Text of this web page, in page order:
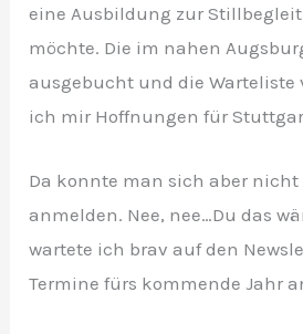
eine Ausbildung zur
möchte. Die im nahen
ausgebucht und die Warteliste
ich mir Hoffnungen für
Da konnte man sich aber nicht
anmelden. Nee, nee…Du das
wartete ich brav auf den
Termine fürs kommende Jahr